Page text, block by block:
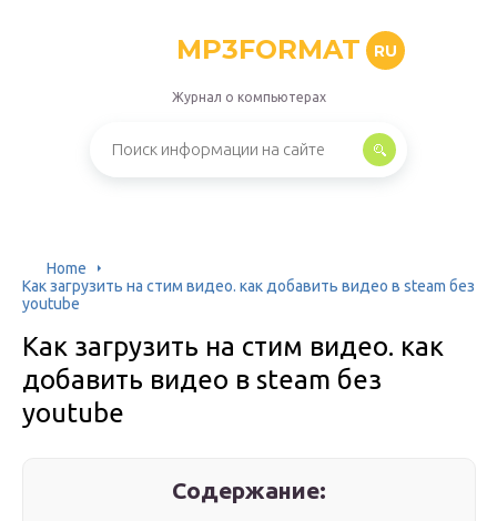
MP3FORMAT RU
Журнал о компьютерах
Home
Как загрузить на стим видео. как добавить видео в steam без
youtube
Как загрузить на стим видео. как
добавить видео в steam без
youtube
Содержание: